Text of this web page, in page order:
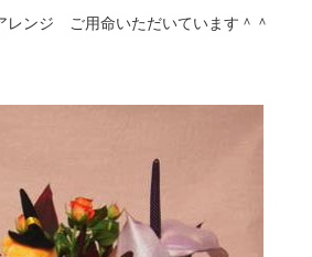
ンジ ご用命いただいています＾＾